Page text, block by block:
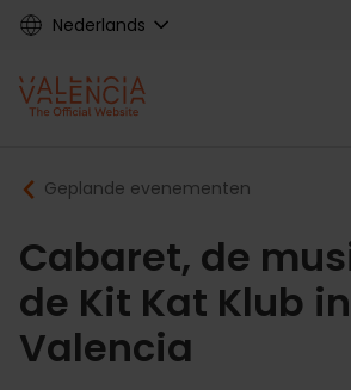
Skip
content
Nederlands
Main
navigation
Breadcrumb
Geplande evenementen
Cabaret, de
de Kit Kat Klub in
Valencia